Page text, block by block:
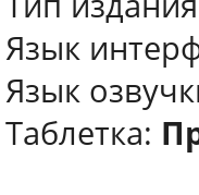
Язык
Язык
Таблетка: